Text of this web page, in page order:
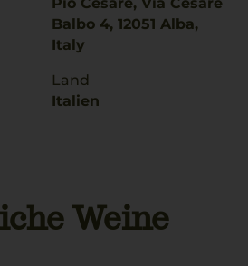
Balbo 4, 12051 Alba,
Italy
Land
Italien
trocken
Weine